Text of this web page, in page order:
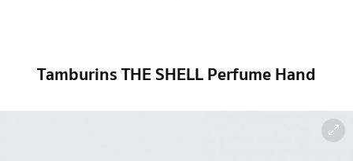
Tamburins THE SHELL Perfume Hand